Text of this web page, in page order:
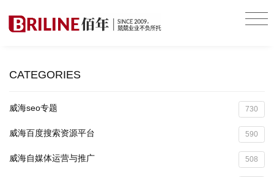
CATEGORIES
威海seo专题 730
威海百度搜索资源平台 590
威海自媒体运营与推广 508